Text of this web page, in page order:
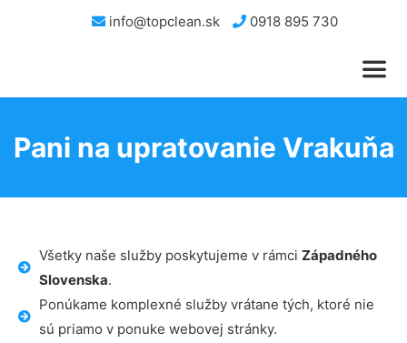
info@topclean.sk 0918 895 730
Pani na upratovanie Vrakuňa
Všetky naše služby poskytujeme v rámci Západného
Slovenska.
Ponúkame komplexné služby vrátane tých, ktoré nie
sú priamo v ponuke webovej stránky.